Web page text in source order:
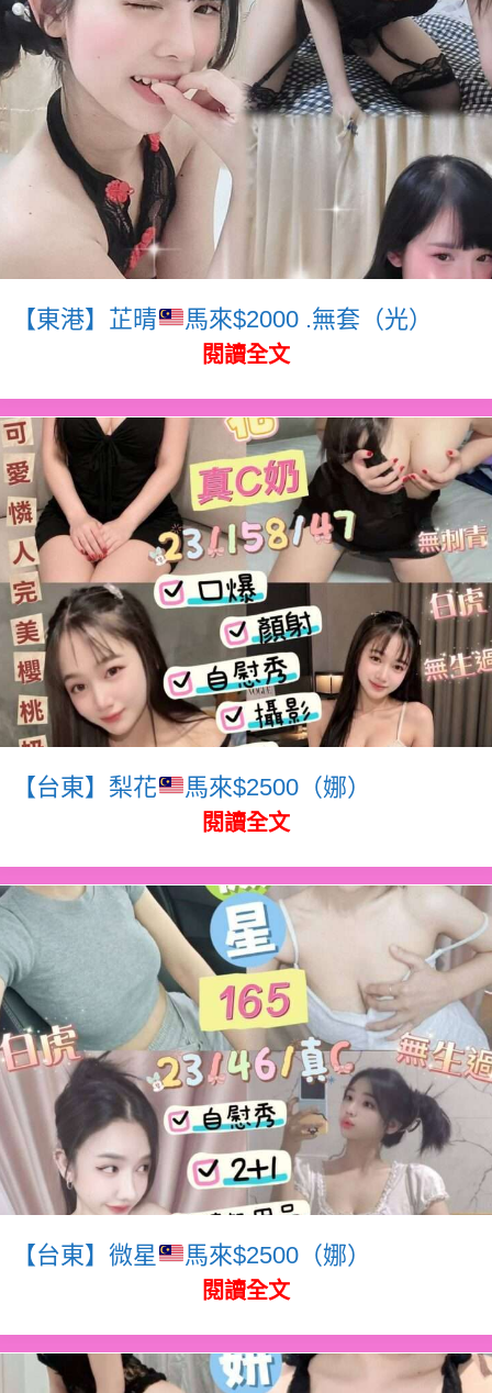
【東港】芷晴 馬來$2000 .無套（光）
閱讀全文
【台東】梨花 馬來$2500（娜）
閱讀全文
【台東】微星 馬來$2500（娜）
閱讀全文